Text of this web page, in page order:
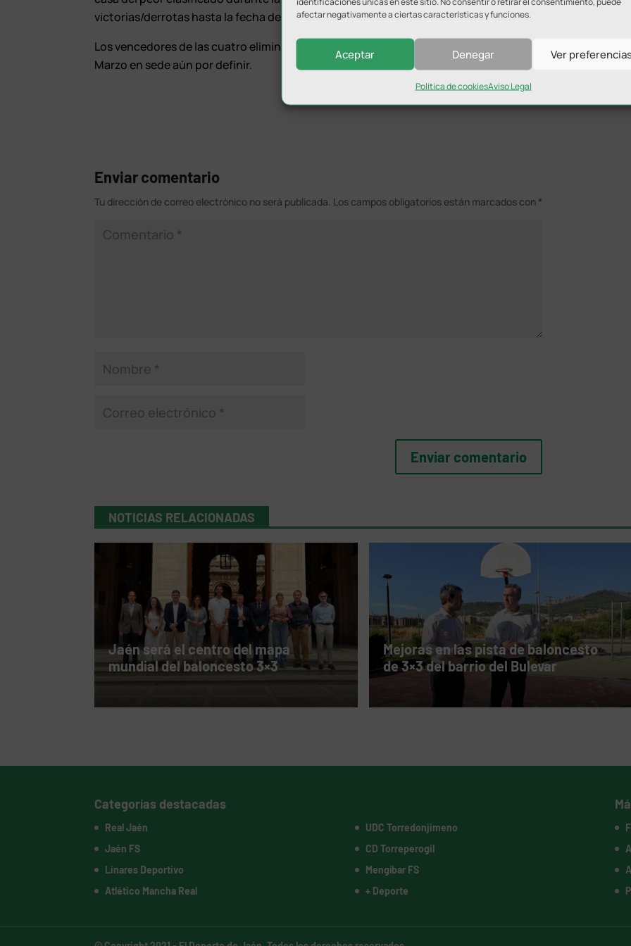
afectar negativamente a ciertas características y funciones.
Aceptar Denegar Ver
Política de cookiesAviso Legal
victorias/derrotas hasta la fecha del sorteo.
Los vencedores de las cuatro eliminatorias disputarán la Final A4 durante el fin de semana del 28 de
Marzo en sede aún por definir.
Enviar comentario
Tu dirección de correo electrónico no será publicada. Los campos obligatorios están marcados con *
NOTICIAS RELACIONADAS
Jaén será el centro del mapa
mundial del baloncesto 3×3
Mejoras en las pista de baloncesto
de 3×3 del barrio del Bulevar
Categorías destacadas
Real Jaén
Jaén FS
Linares Deportivo
Atlético Mancha Real
UDC Torredonjimeno
CD Torreperogil
Mengíbar FS
+ Deporte